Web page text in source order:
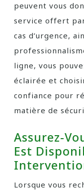
peuvent vous
service offert
cas d’urgence,
ligne, vous
éclairée et
confiance pour
matière de
Assurez-
Est
Lorsque vous